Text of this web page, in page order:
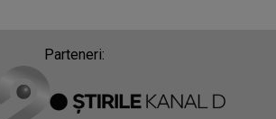
Parteneri: